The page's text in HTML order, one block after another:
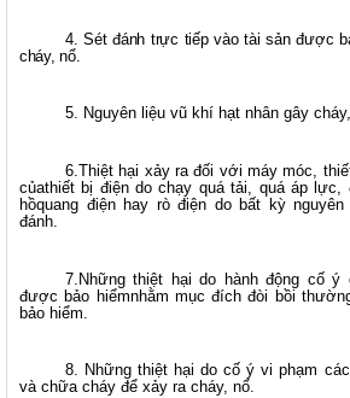
4. Sét đánh trực tiếp vào tài sản được
cháy, nổ.
5. Nguyên liệu vũ khí hạt nhân gây
6.Thiệt hại xảy ra đối với máy móc,
củathiết bị điện do chạy quá tải, quá áp lực,
hồquang điện hay rò điện do bất kỳ
đánh.
7.Những thiệt hại do hành động cố
được bảo hiểmnhằm mục đích đòi bồi
bảo hiểm.
8. Những thiệt hại do cố ý vi phạm
và chữa cháy để xảy ra cháy, nổ.